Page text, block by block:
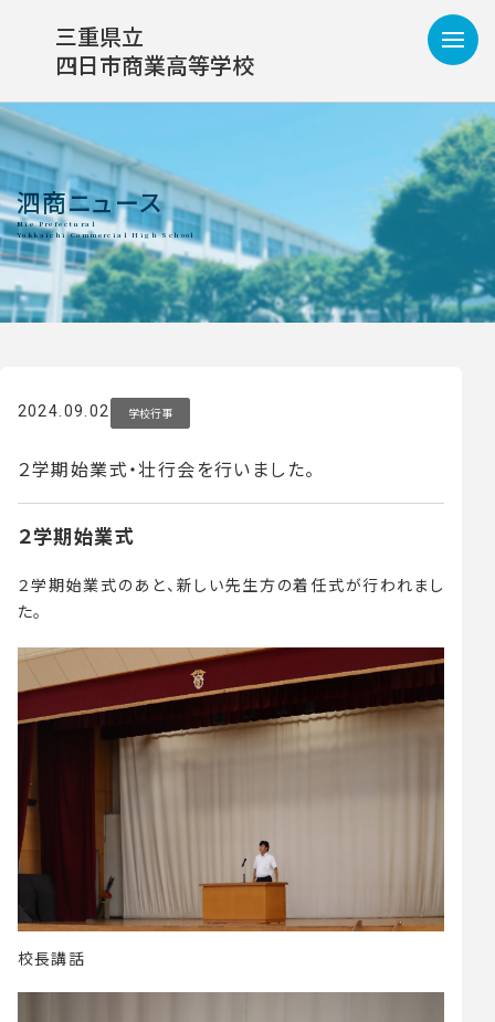
三重県立
四日市商業高等学校
泗商ニュース
2024.09.02 学校行事
２学期始業式・壮行会を行いました。
２学期始業式
２学期始業式のあと、新しい先生方の着任式が行われまし
た。
校長講話